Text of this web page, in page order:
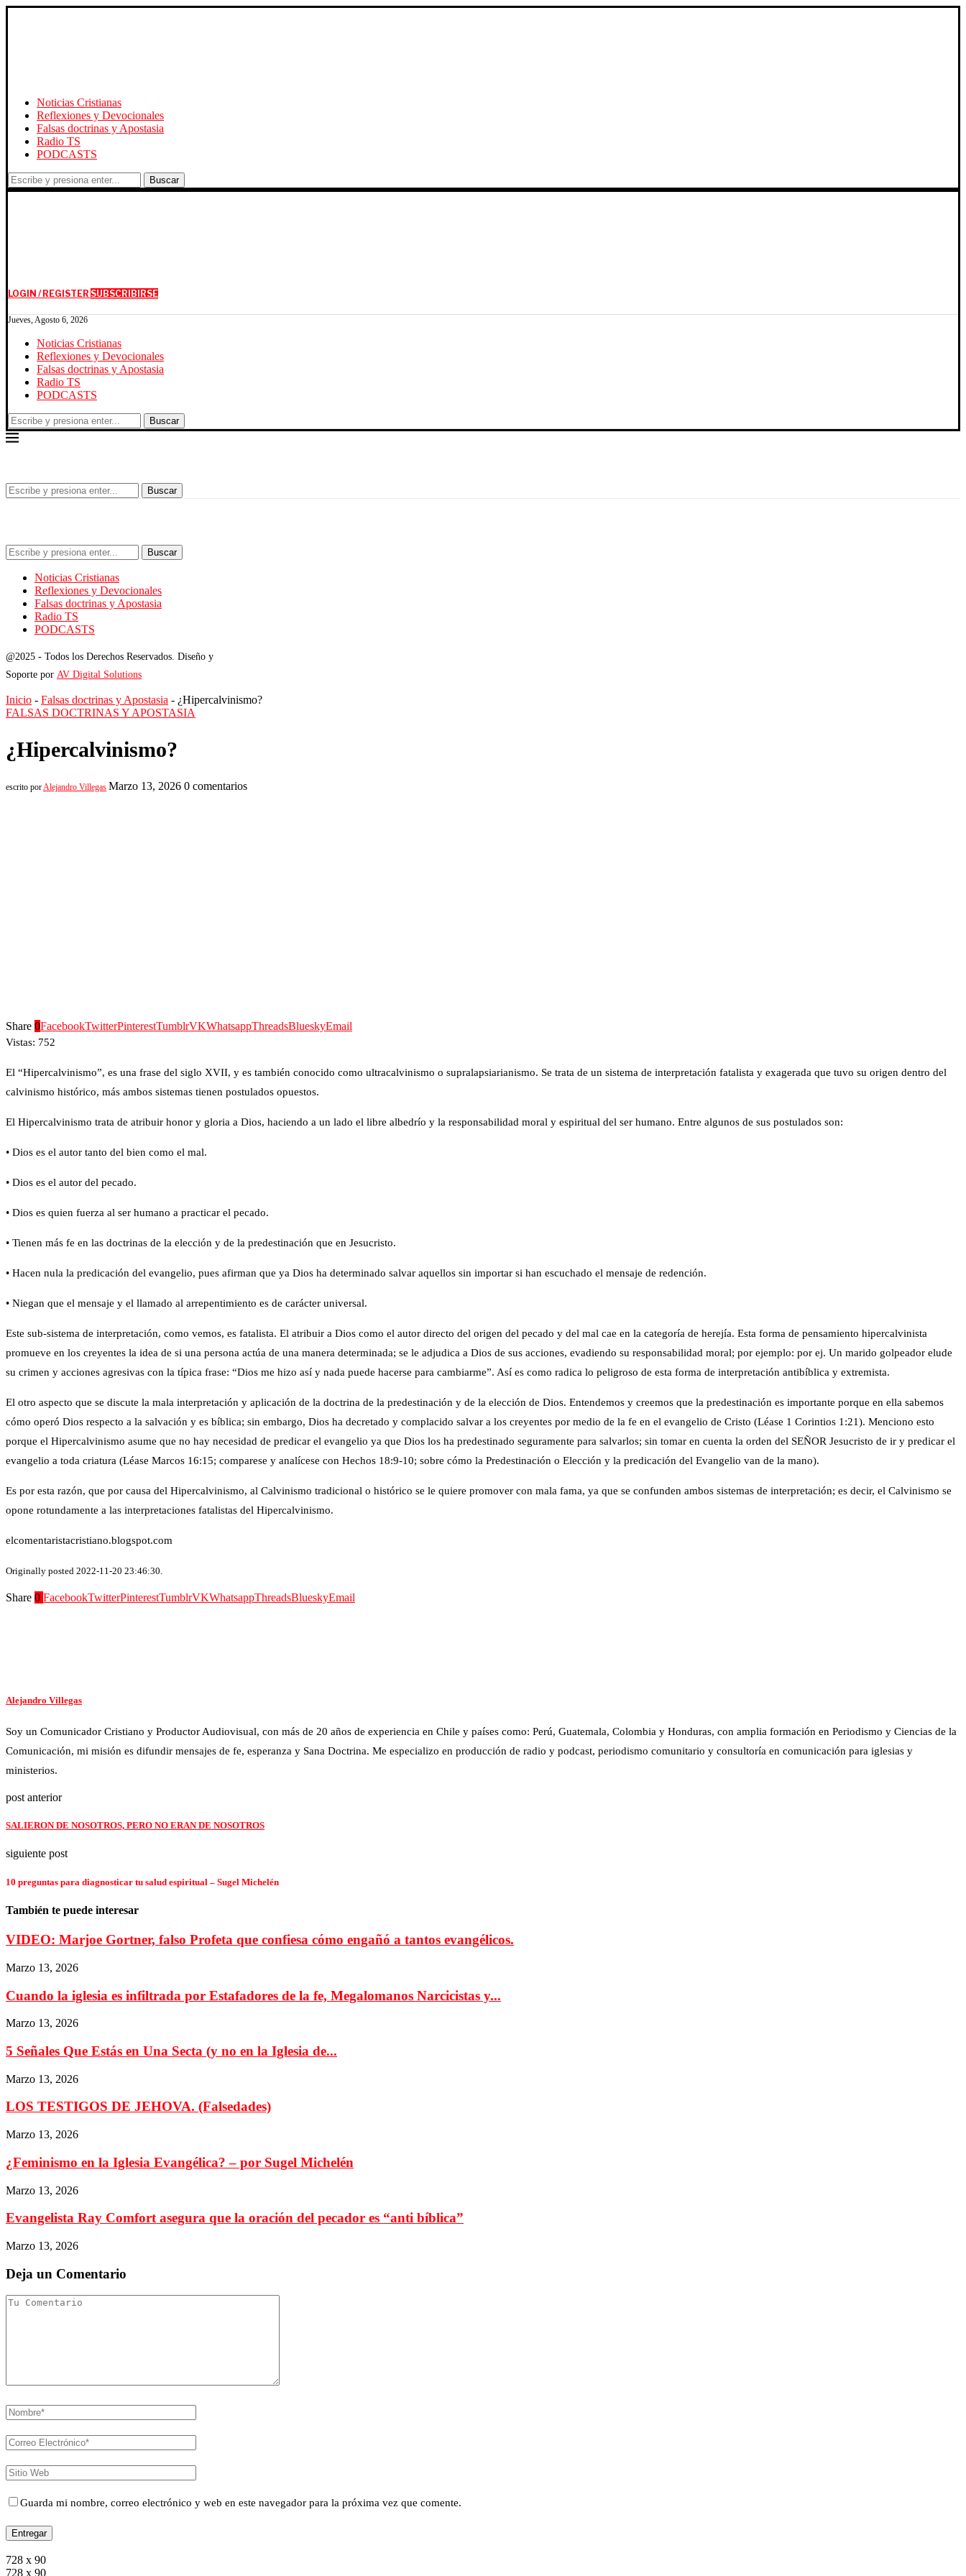
Noticias Cristianas
Reflexiones y Devocionales
Falsas doctrinas y Apostasia
Radio TS
PODCASTS
Buscar
LOGIN / REGISTER SUBSCRIBIRSE
Jueves, Agosto 6, 2026
Noticias Cristianas
Reflexiones y Devocionales
Falsas doctrinas y Apostasia
Radio TS
PODCASTS
Buscar
Buscar
Buscar
Noticias Cristianas
Reflexiones y Devocionales
Falsas doctrinas y Apostasia
Radio TS
PODCASTS
@2025 - Todos los Derechos Reservados. Diseño y
Soporte por AV Digital Solutions
Inicio - Falsas doctrinas y Apostasia - ¿Hipercalvinismo?
FALSAS DOCTRINAS Y APOSTASIA
¿Hipercalvinismo?
escrito por Alejandro Villegas Marzo 13, 2026 0 comentarios
Share 0FacebookTwitterPinterestTumblrVKWhatsappThreadsBlueskyEmail
Vistas: 752
El “Hipercalvinismo”, es una frase del siglo XVII, y es también conocido como ultracalvinismo o supralapsiarianismo. Se trata de un sistema de interpretación fatalista y exagerada que tuvo su origen dentro del
calvinismo histórico, más ambos sistemas tienen postulados opuestos.
El Hipercalvinismo trata de atribuir honor y gloria a Dios, haciendo a un lado el libre albedrío y la responsabilidad moral y espiritual del ser humano. Entre algunos de sus postulados son:
• Dios es el autor tanto del bien como el mal.
• Dios es el autor del pecado.
• Dios es quien fuerza al ser humano a practicar el pecado.
• Tienen más fe en las doctrinas de la elección y de la predestinación que en Jesucristo.
• Hacen nula la predicación del evangelio, pues afirman que ya Dios ha determinado salvar aquellos sin importar si han escuchado el mensaje de redención.
• Niegan que el mensaje y el llamado al arrepentimiento es de carácter universal.
Este sub-sistema de interpretación, como vemos, es fatalista. El atribuir a Dios como el autor directo del origen del pecado y del mal cae en la categoría de herejía. Esta forma de pensamiento hipercalvinista
promueve en los creyentes la idea de si una persona actúa de una manera determinada; se le adjudica a Dios de sus acciones, evadiendo su responsabilidad moral; por ejemplo: por ej. Un marido golpeador elude
su crimen y acciones agresivas con la típica frase: “Dios me hizo así y nada puede hacerse para cambiarme”. Así es como radica lo peligroso de esta forma de interpretación antibíblica y extremista.
El otro aspecto que se discute la mala interpretación y aplicación de la doctrina de la predestinación y de la elección de Dios. Entendemos y creemos que la predestinación es importante porque en ella sabemos
cómo operó Dios respecto a la salvación y es bíblica; sin embargo, Dios ha decretado y complacido salvar a los creyentes por medio de la fe en el evangelio de Cristo (Léase 1 Corintios 1:21). Menciono esto
porque el Hipercalvinismo asume que no hay necesidad de predicar el evangelio ya que Dios los ha predestinado seguramente para salvarlos; sin tomar en cuenta la orden del SEÑOR Jesucristo de ir y predicar el
evangelio a toda criatura (Léase Marcos 16:15; comparese y analícese con Hechos 18:9-10; sobre cómo la Predestinación o Elección y la predicación del Evangelio van de la mano).
Es por esta razón, que por causa del Hipercalvinismo, al Calvinismo tradicional o histórico se le quiere promover con mala fama, ya que se confunden ambos sistemas de interpretación; es decir, el Calvinismo se
opone rotundamente a las interpretaciones fatalistas del Hipercalvinismo.
elcomentaristacristiano.blogspot.com
Originally posted 2022-11-20 23:46:30.
Share 0 FacebookTwitterPinterestTumblrVKWhatsappThreadsBlueskyEmail
Alejandro Villegas
Soy un Comunicador Cristiano y Productor Audiovisual, con más de 20 años de experiencia en Chile y países como: Perú, Guatemala, Colombia y Honduras, con amplia formación en Periodismo y Ciencias de la
Comunicación, mi misión es difundir mensajes de fe, esperanza y Sana Doctrina. Me especializo en producción de radio y podcast, periodismo comunitario y consultoría en comunicación para iglesias y
ministerios.
post anterior
SALIERON DE NOSOTROS, PERO NO ERAN DE NOSOTROS
siguiente post
10 preguntas para diagnosticar tu salud espiritual – Sugel Michelén
También te puede interesar
VIDEO: Marjoe Gortner, falso Profeta que confiesa cómo engañó a tantos evangélicos.
Marzo 13, 2026
Cuando la iglesia es infiltrada por Estafadores de la fe, Megalomanos Narcicistas y...
Marzo 13, 2026
5 Señales Que Estás en Una Secta (y no en la Iglesia de...
Marzo 13, 2026
LOS TESTIGOS DE JEHOVA. (Falsedades)
Marzo 13, 2026
¿Feminismo en la Iglesia Evangélica? – por Sugel Michelén
Marzo 13, 2026
Evangelista Ray Comfort asegura que la oración del pecador es “anti bíblica”
Marzo 13, 2026
Deja un Comentario
Guarda mi nombre, correo electrónico y web en este navegador para la próxima vez que comente.
728 x 90
728 x 90